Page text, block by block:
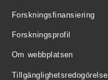
Forskningsfinansiering
Forskningsprofil
Om webbplatsen
Tillgänglighetsredogörelse